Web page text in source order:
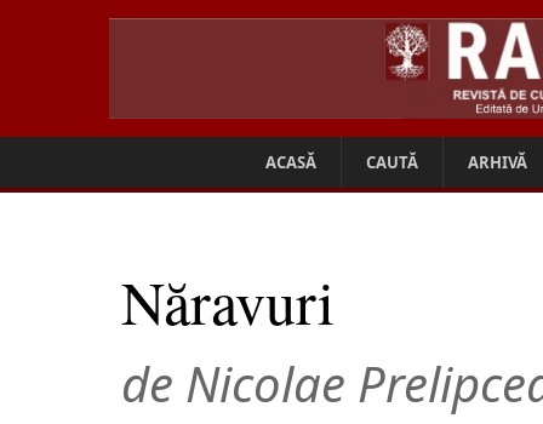
ACASĂ CAUTĂ ARHIVĂ
Năravuri
de Nicolae